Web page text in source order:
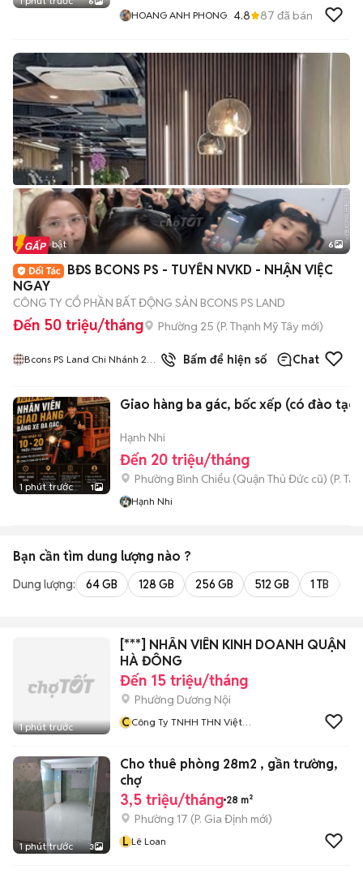
HOANG ANH PHONG 4.8 87 đã bán
+2
Tin nổi bật 6
BĐS BCONS PS - TUYỂN NVKD - NHẬN VIỆC
NGAY
CÔNG TY CỔ PHẦN BẤT ĐỘNG SẢN BCONS PS LAND
Đến 50 triệu/tháng Phường 25 (P. Thạnh Mỹ Tây mới)
Bcons PS Land Chi Nhánh 2
2đã bán
Bấm để hiện số Chat
1 phút trước 1
Giao hàng ba gác, bốc xếp (có đào tạo)
Hạnh Nhi
Đến 20 triệu/tháng
Phường Bình Chiểu (Quận Thủ Đức cũ) (P.
Hạnh Nhi
Bạn cần tìm dung lượng nào ?
Dung lượng: 64 GB 128 GB 256 GB 512 GB 1 TB
1 phút trước
[***] NHÂN VIÊN KINH DOANH QUẬN
HÀ ĐÔNG
Đến 15 triệu/tháng
Phường Dương Nội
CCông Ty TNHH THN Việt
1 phút trước 3
Cho thuê phòng 28m2 , gần trường,
chợ
3,5 triệu/tháng 28 m²
Phường 17 (P. Gia Định mới)
L Lê Loan